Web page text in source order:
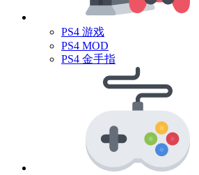
PS4 游戏
PS4 MOD
PS4 金手指